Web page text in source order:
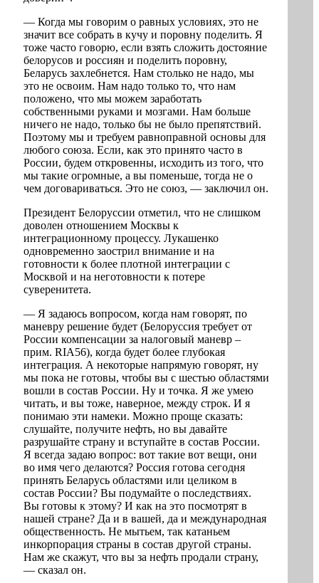
— Когда мы говорим о равных условиях, это не
значит все собрать в кучу и поровну поделить. Я
тоже часто говорю, если взять сложить достояние
белорусов и россиян и поделить поровну,
Беларусь захлебнется. Нам столько не надо, мы
это не освоим. Нам надо только то, что нам
положено, что мы можем заработать
собственными руками и мозгами. Нам больше
ничего не надо, только бы не было препятствий.
Поэтому мы и требуем равноправной основы для
любого союза. Если, как это принято часто в
России, будем откровенны, исходить из того, что
мы такие огромные, а вы поменьше, тогда не о
чем договариваться. Это не союз, — заключил он.
Президент Белоруссии отметил, что не слишком
доволен отношением Москвы к
интеграционному процессу. Лукашенко
одновременно заострил внимание и на
готовности к более плотной интеграции с
Москвой и на неготовности к потере
суверенитета.
— Я задаюсь вопросом, когда нам говорят, по
маневру решение будет (Белоруссия требует от
России компенсации за налоговый маневр –
прим. RIA56), когда будет более глубокая
интеграция. А некоторые напрямую говорят, ну
мы пока не готовы, чтобы вы с шестью областями
вошли в состав России. Ну и точка. Я же умею
читать, и вы тоже, наверное, между строк. И я
понимаю эти намеки. Можно проще сказать:
слушайте, получите нефть, но вы давайте
разрушайте страну и вступайте в состав России.
Я всегда задаю вопрос: вот такие вот вещи, они
во имя чего делаются? Россия готова сегодня
принять Беларусь областями или целиком в
состав России? Вы подумайте о последствиях.
Вы готовы к этому? И как на это посмотрят в
нашей стране? Да и в вашей, да и международная
общественность. Не мытьем, так катаньем
инкорпорация страны в состав другой страны.
Нам же скажут, что вы за нефть продали страну,
— сказал он.